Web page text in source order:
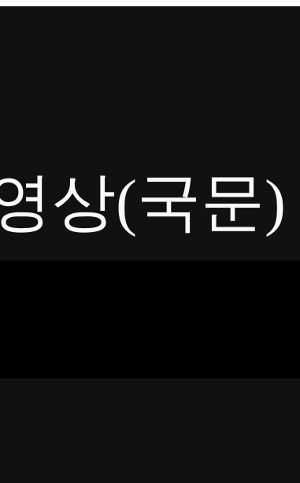
상(국문)